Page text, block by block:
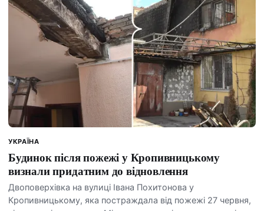
УКРАЇНА
Будинок після пожежі у Кропивницькому
визнали придатним до відновлення
Двоповерхівка на вулиці Івана Похитонова у
Кропивницькому, яка постраждала від пожежі 27 червня,